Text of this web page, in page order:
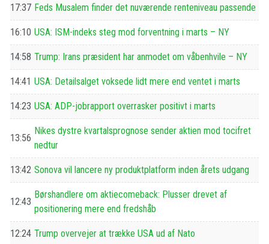
17:37 Feds Musalem finder det nuværende renteniveau passende
16:10 USA: ISM-indeks steg mod forventning i marts – NY
14:58 Trump: Irans præsident har anmodet om våbenhvile – NY
14:41 USA: Detailsalget voksede lidt mere end ventet i marts
14:23 USA: ADP-jobrapport overrasker positivt i marts
13:56
Nikes dystre kvartalsprognose sender aktien mod tocifret
nedtur
13:42 Sonova vil lancere ny produktplatform inden årets udgang
12:43
Børshandlere om aktiecomeback: Plusser drevet af
positionering mere end fredshåb
12:24 Trump overvejer at trække USA ud af Nato